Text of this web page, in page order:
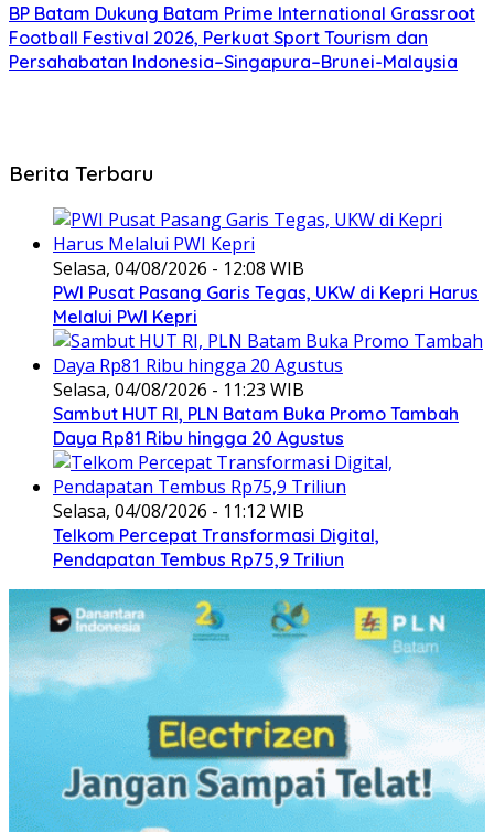
BP Batam Dukung Batam Prime International Grassroot
Football Festival 2026, Perkuat Sport Tourism dan
Persahabatan Indonesia–Singapura–Brunei-Malaysia
Berita Terbaru
Selasa, 04/08/2026 - 12:08 WIB
PWI Pusat Pasang Garis Tegas, UKW di Kepri Harus
Melalui PWI Kepri
Selasa, 04/08/2026 - 11:23 WIB
Sambut HUT RI, PLN Batam Buka Promo Tambah
Daya Rp81 Ribu hingga 20 Agustus
Selasa, 04/08/2026 - 11:12 WIB
Telkom Percepat Transformasi Digital,
Pendapatan Tembus Rp75,9 Triliun